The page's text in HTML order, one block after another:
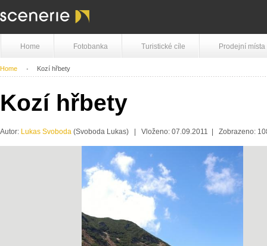
Home Fotobanka Turistické cíle Prodejní místa
Home Kozí hřbety
Kozí hřbety
Autor: Lukas Svoboda (Svoboda Lukas) | Vloženo: 07.09.2011 | Zobrazeno: